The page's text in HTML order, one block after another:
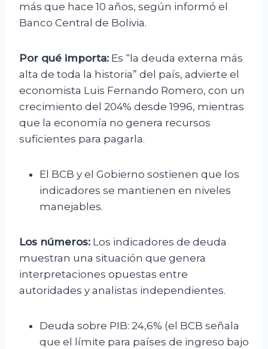
más que hace 10 años, según informó el
Banco Central de Bolivia.
Por qué importa: Es “la deuda externa más
alta de toda la historia” del país, advierte el
economista Luis Fernando Romero, con un
crecimiento del 204% desde 1996, mientras
que la economía no genera recursos
suficientes para pagarla.
El BCB y el Gobierno sostienen que los
indicadores se mantienen en niveles
manejables.
Los números: Los indicadores de deuda
muestran una situación que genera
interpretaciones opuestas entre
autoridades y analistas independientes.
Deuda sobre PIB: 24,6% (el BCB señala
que el límite para países de ingreso bajo